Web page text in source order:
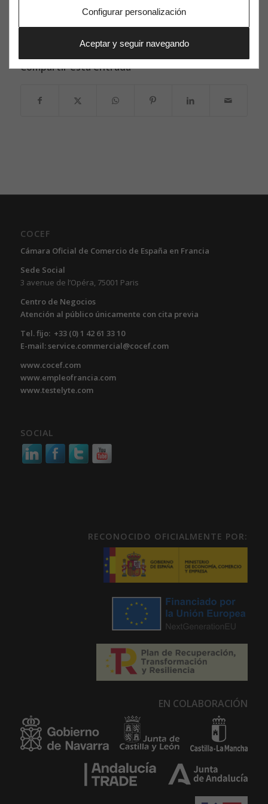
Compartir esta entrada
COCEF
Cámara Oficial de Comercio de España en Francia
Sede Social
3 avenue de l’Opéra, 75001 Paris
Centro de Negocios
Atención al público únicamente con cita previa
Tel. fijo: +33 (0) 1 42 61 33 10
E-mail: service.commercial@cocef.com
www.cocef.com
www.empleofrancia.com
www.testelyte.com
SOCIAL
RECONOCIDO OFICIALMENTE POR:
EN COLABORACIÓN
Configurar personalización
Aceptar y seguir navegando